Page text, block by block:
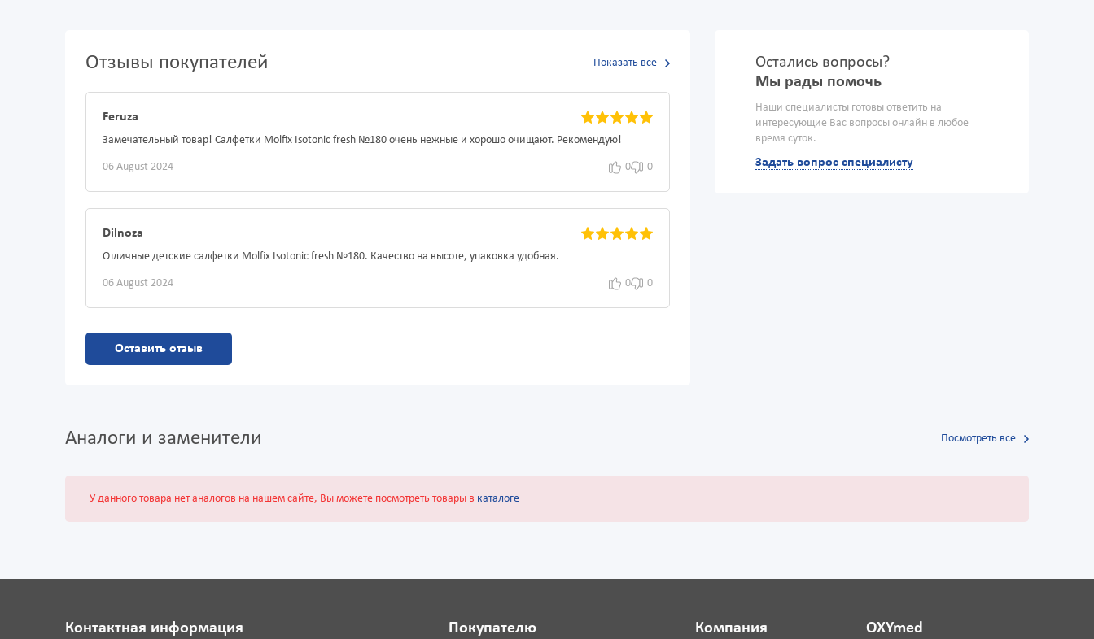
Отзывы покупателей Показать все
Feruza
Замечательный товар! Салфетки Molfix Isotonic fresh №180 очень нежные и хорошо очищают. Рекомендую!
06 August 2024 0 0
Dilnoza
Отличные детские салфетки Molfix Isotonic fresh №180. Качество на высоте, упаковка удобная.
06 August 2024 0 0
Оставить отзыв
Остались вопросы?
Мы рады помочь
Наши специалисты готовы ответить на
интересующие Вас вопросы онлайн в любое
время суток.
Задать вопрос специалисту
Аналоги и заменители Посмотреть все
У данного товара нет аналогов на нашем сайте, Вы можете посмотреть товары в каталоге
Контактная информация Покупателю Компания OXYmed